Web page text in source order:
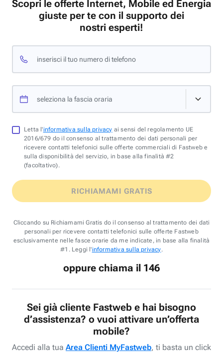
Scopri le offerte Internet, Mobile ed Energia
giuste per te con il supporto dei
nostri esperti!
inserisci il tuo numero di telefono
seleziona la fascia oraria
Letta l'informativa sulla privacy ai sensi del regolamento UE
2016/679 do il consenso al trattamento dei dati personali per
ricevere contatti telefonici sulle offerte commerciali di Fastweb e
sulla disponibilità del servizio, in base alla finalità #2
(facoltativo).
RICHIAMAMI GRATIS
Cliccando su Richiamami Gratis do il consenso al trattamento dei dati
personali per ricevere contatti telefonici sulle offerte Fastweb
esclusivamente nelle fasce orarie da me indicate, in base alla finalità
#1. Leggi l'informativa sulla privacy.
oppure chiama il 146
Sei già cliente Fastweb e hai bisogno
d’assistenza? o vuoi attivare un’offerta
mobile?
Accedi alla tua Area Clienti MyFastweb, ti basta un click